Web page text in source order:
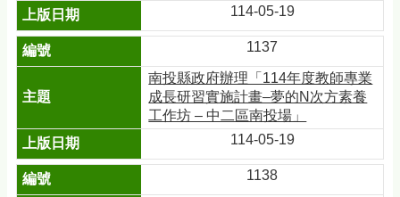
114-05-19
1137
南投縣政府辦理「114年度教師專業
成長研習實施計畫–夢的N次方素養
工作坊 – 中二區南投場」
114-05-19
1138